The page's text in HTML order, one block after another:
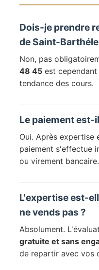
Dois-je prendre
de Saint-
Non, pas
48 45 est
tendance des cours.
Le paiement est-
Oui. Après
paiement s'effectue
ou virement bancaire.
L'expertise est-
ne vends pas ?
Absolument.
gratuite et sans
de repartir avec vos